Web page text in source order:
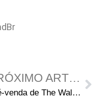
PRÓXIMO ARTIGO
Pré-venda de The Walking Dead para DVD